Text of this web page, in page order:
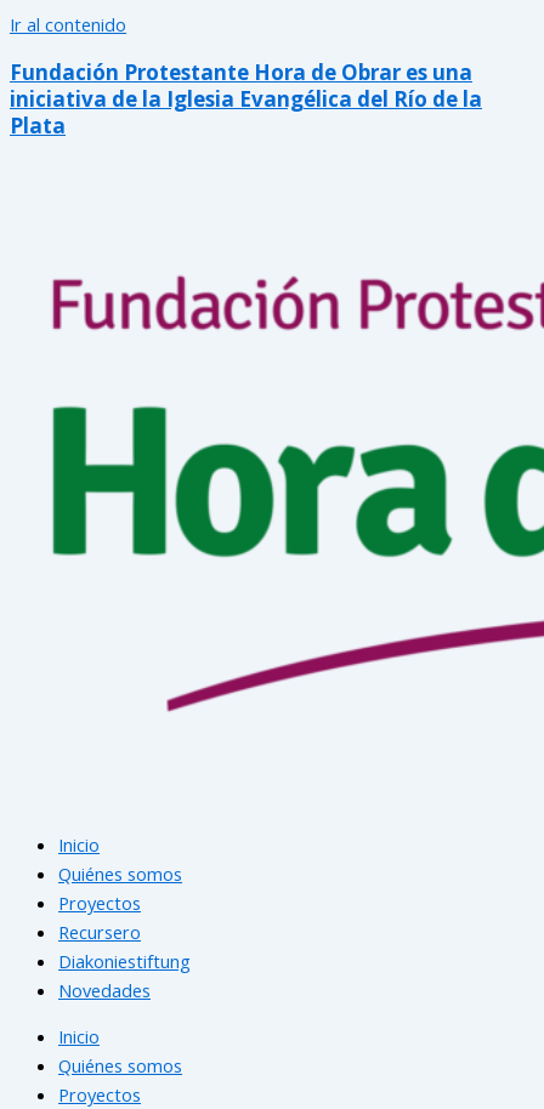
Ir al contenido
Fundación Protestante Hora de Obrar es una
iniciativa de la Iglesia Evangélica del Río de la
Plata
Inicio
Quiénes somos
Proyectos
Recursero
Diakoniestiftung
Novedades
Inicio
Quiénes somos
Proyectos